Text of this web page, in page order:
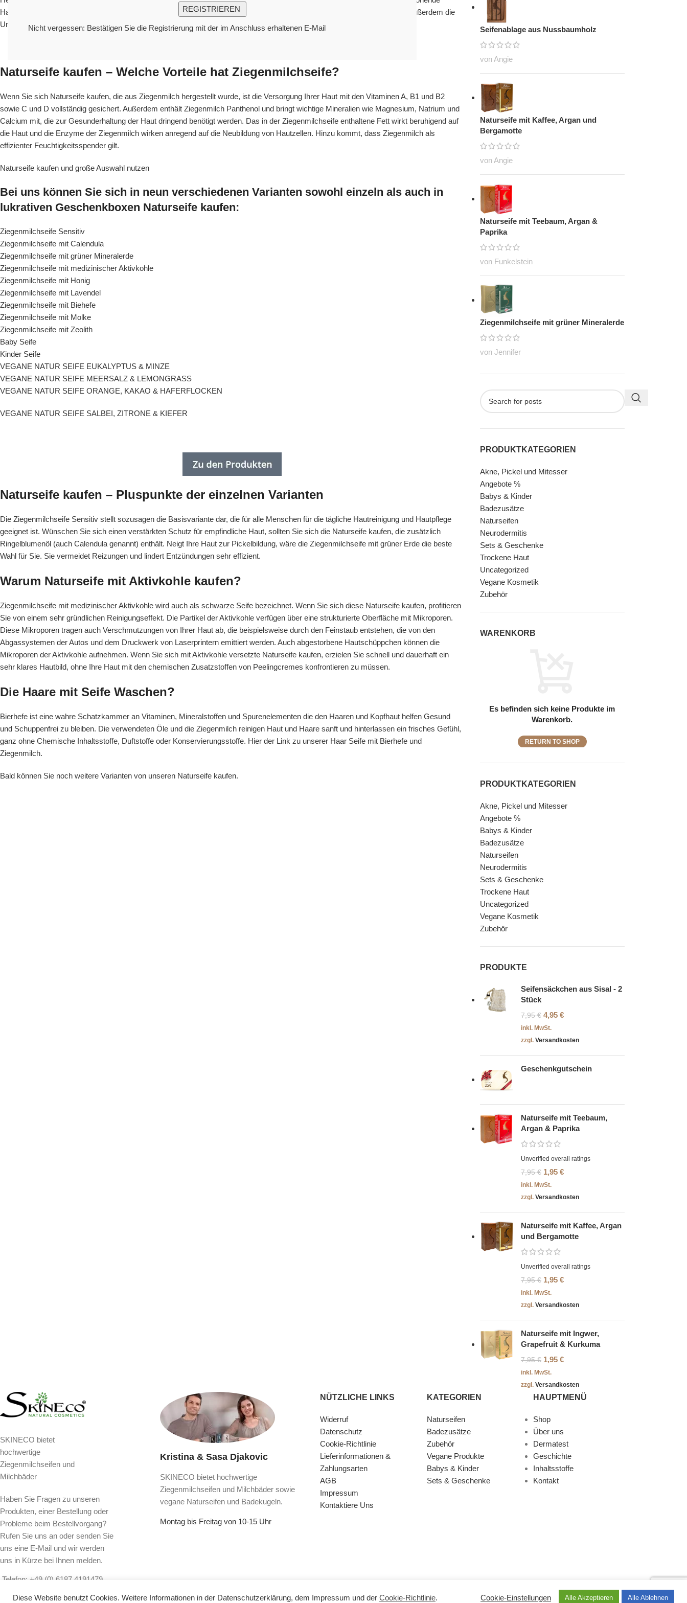
Nicht vergessen: Bestätigen Sie die Registrierung mit der im Anschluss erhaltenen E-Mail
Hautreinigung, ohne Sie mit chemisch hergestellten Zusatzstoffen zu belasten. Das vermeidet Hautreizungen und entlastet außerdem die
Umwelt, weshalb es sich gleich doppelt lohnt, zur Naturkosmetik zu greifen.
Naturseife kaufen – Welche Vorteile hat Ziegenmilchseife?
Wenn Sie sich Naturseife kaufen, die aus Ziegenmilch hergestellt wurde, ist die Versorgung Ihrer Haut mit den Vitaminen A, B1 und B2
sowie C und D vollständig gesichert. Außerdem enthält Ziegenmilch Panthenol und bringt wichtige Mineralien wie Magnesium, Natrium und
Calcium mit, die zur Gesunderhaltung der Haut dringend benötigt werden. Das in der Ziegenmilchseife enthaltene Fett wirkt beruhigend auf
die Haut und die Enzyme der Ziegenmilch wirken anregend auf die Neubildung von Hautzellen. Hinzu kommt, dass Ziegenmilch als
effizienter Feuchtigkeitsspender gilt.
Naturseife kaufen und große Auswahl nutzen
Bei uns können Sie sich in neun verschiedenen Varianten sowohl einzeln als auch in
lukrativen Geschenkboxen Naturseife kaufen:
Ziegenmilchseife Sensitiv
Ziegenmilchseife mit Calendula
Ziegenmilchseife mit grüner Mineralerde
Ziegenmilchseife mit medizinischer Aktivkohle
Ziegenmilchseife mit Honig
Ziegenmilchseife mit Lavendel
Ziegenmilchseife mit Biehefe
Ziegenmilchseife mit Molke
Ziegenmilchseife mit Zeolith
Baby Seife
Kinder Seife
VEGANE NATUR SEIFE EUKALYPTUS & MINZE
VEGANE NATUR SEIFE MEERSALZ & LEMONGRASS
VEGANE NATUR SEIFE ORANGE, KAKAO & HAFERFLOCKEN
VEGANE NATUR SEIFE SALBEI, ZITRONE & KIEFER
Naturseife kaufen – Pluspunkte der einzelnen Varianten
Die Ziegenmilchseife Sensitiv stellt sozusagen die Basisvariante dar, die für alle Menschen für die tägliche Hautreinigung und Hautpflege
geeignet ist. Wünschen Sie sich einen verstärkten Schutz für empfindliche Haut, sollten Sie sich die Naturseife kaufen, die zusätzlich
Ringelblumenöl (auch Calendula genannt) enthält. Neigt Ihre Haut zur Pickelbildung, wäre die Ziegenmilchseife mit grüner Erde die beste
Wahl für Sie. Sie vermeidet Reizungen und lindert Entzündungen sehr effizient.
Warum Naturseife mit Aktivkohle kaufen?
Ziegenmilchseife mit medizinischer Aktivkohle wird auch als schwarze Seife bezeichnet. Wenn Sie sich diese Naturseife kaufen, profitieren
Sie von einem sehr gründlichen Reinigungseffekt. Die Partikel der Aktivkohle verfügen über eine strukturierte Oberfläche mit Mikroporen.
Diese Mikroporen tragen auch Verschmutzungen von Ihrer Haut ab, die beispielsweise durch den Feinstaub entstehen, die von den
Abgassystemen der Autos und dem Druckwerk von Laserprintern emittiert werden. Auch abgestorbene Hautschüppchen können die
Mikroporen der Aktivkohle aufnehmen. Wenn Sie sich mit Aktivkohle versetzte Naturseife kaufen, erzielen Sie schnell und dauerhaft ein
sehr klares Hautbild, ohne Ihre Haut mit den chemischen Zusatzstoffen von Peelingcremes konfrontieren zu müssen.
Die Haare mit Seife Waschen?
Bierhefe ist eine wahre Schatzkammer an Vitaminen, Mineralstoffen und Spurenelementen die den Haaren und Kopfhaut helfen Gesund
und Schuppenfrei zu bleiben. Die verwendeten Öle und die Ziegenmilch reinigen Haut und Haare sanft und hinterlassen ein frisches Gefühl,
ganz ohne Chemische Inhaltsstoffe, Duftstoffe oder Konservierungsstoffe. Hier der Link zu unserer Haar Seife mit Bierhefe und
Ziegenmilch.
Bald können Sie noch weitere Varianten von unseren Naturseife kaufen.
Seifenablage aus Nussbaumholz
von Angie
Naturseife mit Kaffee, Argan und
Bergamotte
von Angie
Naturseife mit Teebaum, Argan &
Paprika
von Funkelstein
Ziegenmilchseife mit grüner Mineralerde
von Jennifer
PRODUKTKATEGORIEN
Akne, Pickel und Mitesser
Angebote %
Babys & Kinder
Badezusätze
Naturseifen
Neurodermitis
Sets & Geschenke
Trockene Haut
Uncategorized
Vegane Kosmetik
Zubehör
WARENKORB
Es befinden sich keine Produkte im
Warenkorb.
RETURN TO SHOP
PRODUKTKATEGORIEN
Akne, Pickel und Mitesser
Angebote %
Babys & Kinder
Badezusätze
Naturseifen
Neurodermitis
Sets & Geschenke
Trockene Haut
Uncategorized
Vegane Kosmetik
Zubehör
PRODUKTE
Seifensäckchen aus Sisal - 2
Stück
7,95€ 4,95 €
inkl. MwSt.
zzgl. Versandkosten
Geschenkgutschein
Naturseife mit Teebaum,
Argan & Paprika
Unverified overall ratings
7,95€ 1,95 €
inkl. MwSt.
zzgl. Versandkosten
Naturseife mit Kaffee, Argan
und Bergamotte
Unverified overall ratings
7,95€ 1,95 €
inkl. MwSt.
zzgl. Versandkosten
Naturseife mit Ingwer,
Grapefruit & Kurkuma
7,95€ 1,95 €
inkl. MwSt.
zzgl. Versandkosten
SKINECO bietet
hochwertige
Ziegenmilchseifen und
Milchbäder
Haben Sie Fragen zu unseren
Produkten, einer Bestellung oder
Probleme beim Bestellvorgang?
Rufen Sie uns an oder senden Sie
uns eine E-Mail und wir werden
uns in Kürze bei Ihnen melden.
Telefon: +49 (0) 6187 4191479
Email: info@skineco.de
Kristina & Sasa Djakovic
SKINECO bietet hochwertige
Ziegenmilchseifen und Milchbäder sowie
vegane Naturseifen und Badekugeln.
Montag bis Freitag von 10-15 Uhr
NÜTZLICHE LINKS
Widerruf
Datenschutz
Cookie-Richtlinie
Lieferinformationen &
Zahlungsarten
AGB
Impressum
Kontaktiere Uns
KATEGORIEN
Naturseifen
Badezusätze
Zubehör
Vegane Produkte
Babys & Kinder
Sets & Geschenke
HAUPTMENÜ
Shop
Über uns
Dermatest
Geschichte
Inhaltsstoffe
Kontakt
Diese Website benutzt Cookies. Weitere Informationen in der Datenschutzerklärung, dem Impressum und der Cookie-Richtlinie. Cookie-Einstellungen Alle Akzeptieren Alle Ablehnen